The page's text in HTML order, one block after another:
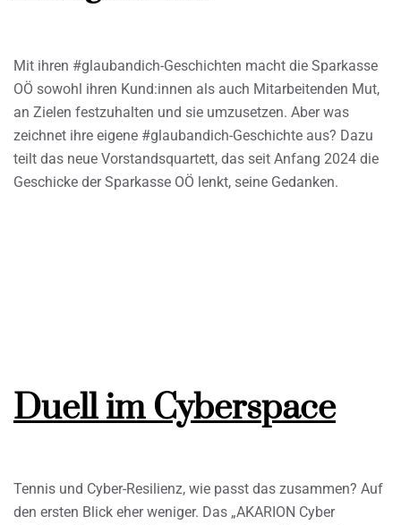
Mit ihren #glaubandich-Geschichten macht die Sparkasse
OÖ sowohl ihren Kund:innen als auch Mitarbeitenden Mut,
an Zielen festzuhalten und sie umzusetzen. Aber was
zeichnet ihre eigene #glaubandich-Geschichte aus? Dazu
teilt das neue Vorstandsquartett, das seit Anfang 2024 die
Geschicke der Sparkasse OÖ lenkt, seine Gedanken.
Duell im Cyberspace
Tennis und Cyber-Resilienz, wie passt das zusammen? Auf
den ersten Blick eher weniger. Das „AKARION Cyber